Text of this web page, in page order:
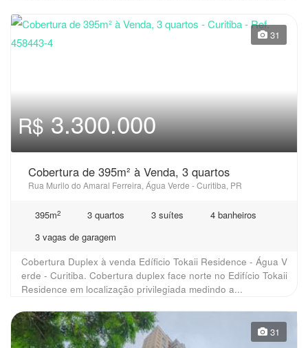
31
R$3.300.000
Cobertura de 395m² à Venda, 3 quartos
Rua Murilo do Amaral Ferreira, Água Verde - Curitiba, PR
395m2 3 quartos 3 suítes
4 banheiros
3 vagas de garagem
Cobertura Duplex à venda Edíficio Tokaii Residence - Água V
erde - Curitiba. Cobertura duplex face norte no Edifício Tokaii
Residence em localização privilegiada medindo a...
31